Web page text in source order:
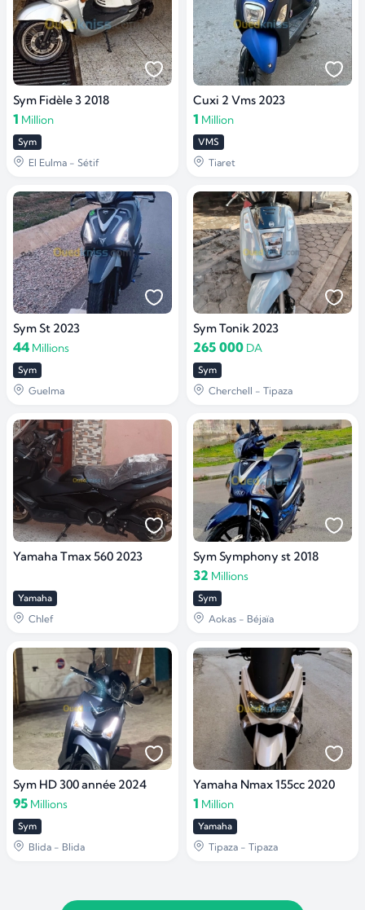
Sym Fidèle 3 2018
1 Million
Sym
El Eulma - Sétif
Cuxi 2 Vms 2023
1 Million
VMS
Tiaret
Sym St 2023
44 Millions
Sym
Guelma
Sym Tonik 2023
265 000 DA
Sym
Cherchell - Tipaza
Yamaha Tmax 560 2023
Yamaha
Chlef
Sym Symphony st 2018
32 Millions
Sym
Aokas - Béjaïa
Sym HD 300 année 2024
95 Millions
Sym
Blida - Blida
Yamaha Nmax 155cc 2020
1 Million
Yamaha
Tipaza - Tipaza